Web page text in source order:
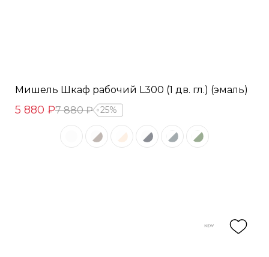
Мишель Шкаф рабочий L300 (1 дв. гл.) (эмаль)
5 880 ₽7 880 ₽ 25%